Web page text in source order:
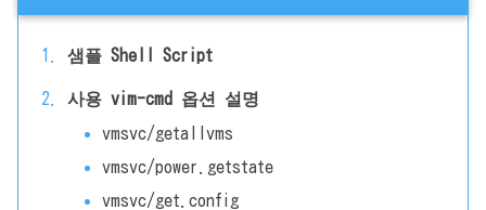
샘플 Shell Script
사용 vim-cmd 옵션 설명
vmsvc/getallvms
vmsvc/power.getstate
vmsvc/get.config